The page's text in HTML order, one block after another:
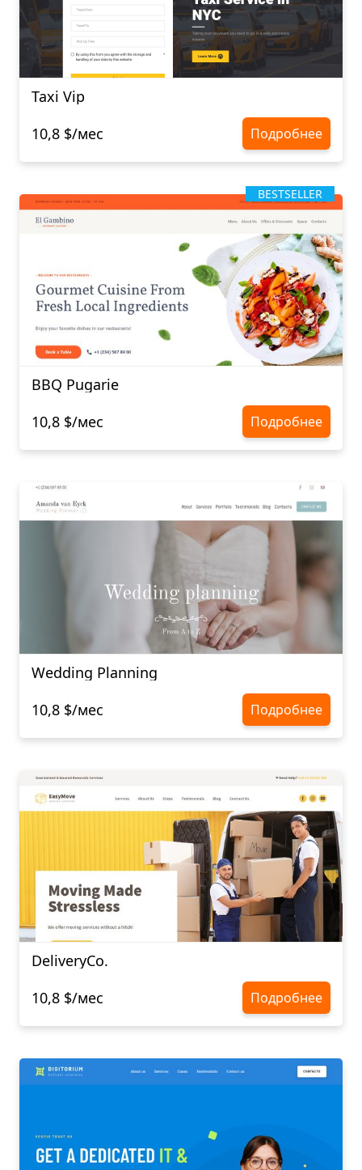
Taxi Vip
10,8 $/мес
Подробнее
BESTSELLER
BBQ Pugarie
10,8 $/мес
Подробнее
Wedding Planning
10,8 $/мес
Подробнее
DeliveryCo.
10,8 $/мес
Подробнее